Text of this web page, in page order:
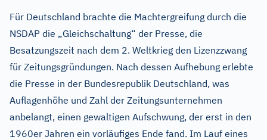
Für Deutschland brachte die Machtergreifung durch die
NSDAP die „Gleichschaltung“ der Presse, die
Besatzungszeit nach dem 2. Weltkrieg den Lizenzzwang
für Zeitungsgründungen. Nach dessen Aufhebung erlebte
die Presse in der Bundesrepublik Deutschland, was
Auflagenhöhe und Zahl der Zeitungsunternehmen
anbelangt, einen gewaltigen Aufschwung, der erst in den
1960er Jahren ein vorläufiges Ende fand. Im Lauf eines